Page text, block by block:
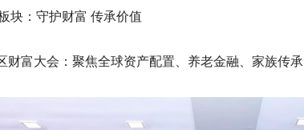
块：守护财富 传承价值
财富大会：聚焦全球资产配置、养老金融、家族传承